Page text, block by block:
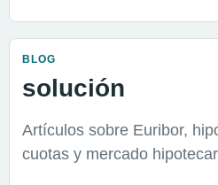
BLOG
solución
Artículos sobre Euribor,
cuotas y mercado